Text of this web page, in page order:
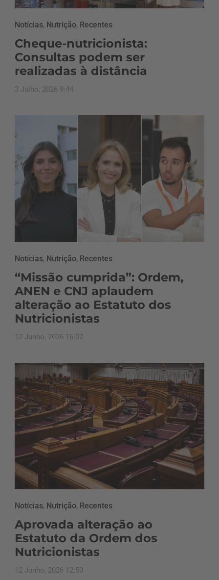
Notícias, Nutrição, Recentes
Cheque-nutricionista:
Consultas podem ser
realizadas à distância
3 Julho, 2026 9:44
Notícias, Nutrição, Recentes
“Missão cumprida”: Ordem,
ANEN e CNJ aplaudem
alteração ao Estatuto dos
Nutricionistas
12 Junho, 2026 16:02
Notícias, Nutrição, Recentes
Aprovada alteração ao
Estatuto da Ordem dos
Nutricionistas
12 Junho, 2026 12:50